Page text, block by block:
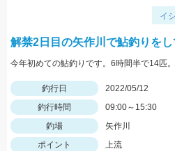
イ
解禁2日目の矢作川で鮎釣りをし
釣行日
2022/05/12
釣行時間
09:00～15:30
釣場
矢作川
ポイント
上流